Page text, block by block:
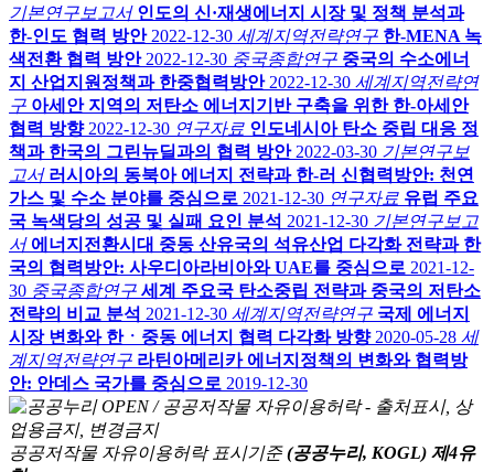
기본연구보고서 인도의 신·재생에너지 시장 및 정책 분석과
한-인도 협력 방안 2022-12-30 세계지역전략연구 한-MENA 녹
색전환 협력 방안 2022-12-30 중국종합연구 중국의 수소에너
지 산업지원정책과 한중협력방안 2022-12-30 세계지역전략연
구 아세안 지역의 저탄소 에너지기반 구축을 위한 한-아세안
협력 방향 2022-12-30 연구자료 인도네시아 탄소 중립 대응 정
책과 한국의 그린뉴딜과의 협력 방안 2022-03-30 기본연구보
고서 러시아의 동북아 에너지 전략과 한-러 신협력방안: 천연
가스 및 수소 분야를 중심으로 2021-12-30 연구자료 유럽 주요
국 녹색당의 성공 및 실패 요인 분석 2021-12-30 기본연구보고
서 에너지전환시대 중동 산유국의 석유산업 다각화 전략과 한
국의 협력방안: 사우디아라비아와 UAE를 중심으로 2021-12-
30 중국종합연구 세계 주요국 탄소중립 전략과 중국의 저탄소
전략의 비교 분석 2021-12-30 세계지역전략연구 국제 에너지
시장 변화와 한ㆍ중동 에너지 협력 다각화 방향 2020-05-28 세
계지역전략연구 라틴아메리카 에너지정책의 변화와 협력방
안: 안데스 국가를 중심으로 2019-12-30
공공저작물 자유이용허락 표시기준 (공공누리, KOGL) 제4유